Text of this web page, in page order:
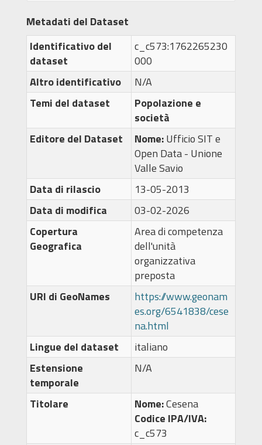
Metadati del Dataset
Identificativo del
dataset
c_c573:1762265230
000
Altro identificativo
N/A
Temi del dataset
Popolazione e
società
Editore del Dataset
Nome:Ufficio SIT e
Open Data - Unione
Valle Savio
Data di rilascio
13-05-2013
Data di modifica
03-02-2026
Copertura
Geografica
Area di competenza
dell'unità
organizzativa
preposta
URI di GeoNames
https://www.geonam
es.org/6541838/cese
na.html
Lingue del dataset
italiano
Estensione
temporale
N/A
Titolare Nome:Cesena
Codice IPA/IVA:
c_c573